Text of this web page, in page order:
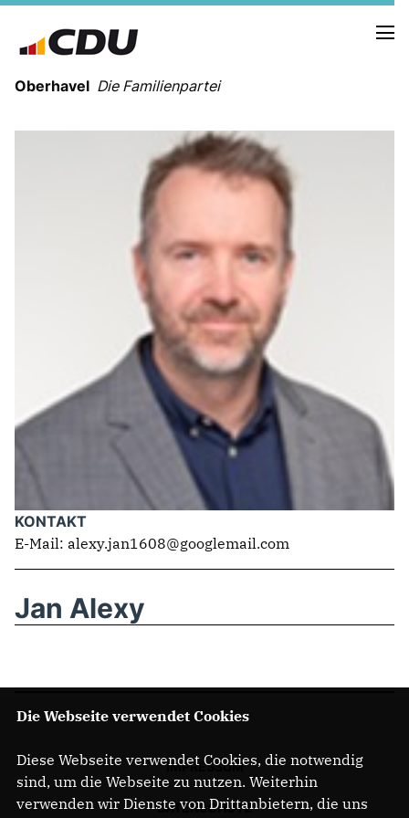
Oberhavel Die Familienpartei
NEUIGKEITEN
KREISVORSTAND
ORTSVERBÄNDE
VEREINIGUNGEN
Kreistagsfraktion
Leitprogramm der CDU Oberhavel
BILDER
Mitmachen
BÜRGERANFRAGE
KONTAKT
E-Mail: alexy.jan1608@googlemail.com
Jan Alexy
IMPRESSUM
DATENSCHUTZ
Die Webseite verwendet Cookies
Diese Webseite verwendet Cookies, die notwendig
sind, um die Webseite zu nutzen. Weiterhin
verwenden wir Dienste von Drittanbietern, die uns